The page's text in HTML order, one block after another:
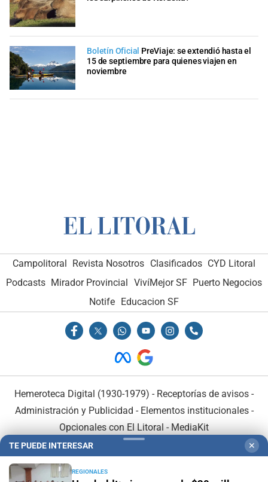
Boletín Oficial PreViaje: se extendió hasta el
15 de septiembre para quienes viajen en
noviembre
Campolitoral Revista Nosotros Clasificados CYD Litoral
Podcasts Mirador Provincial VivíMejor SF Puerto Negocios
Notife Educacion SF
Hemeroteca Digital (1930-1979) - Receptorías de avisos -
Administración y Publicidad - Elementos institucionales-
Opcionales con El Litoral - MediaKit
TE PUEDE INTERESAR ✕
REGIONALES